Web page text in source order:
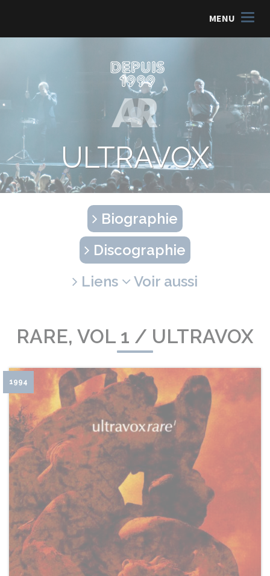
MENU
ULTRAVOX
Biographie
Discographie
Liens
Voir aussi
RARE, VOL 1 / ULTRAVOX
1994